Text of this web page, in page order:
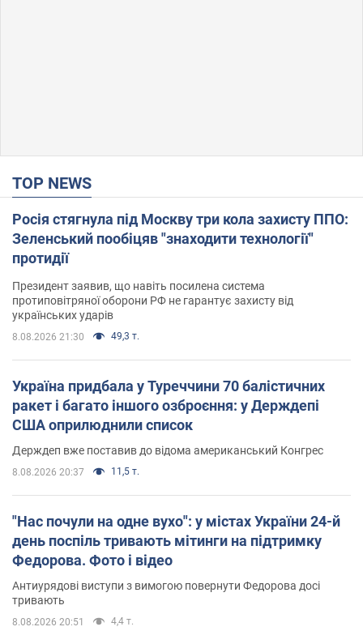
TOP NEWS
Росія стягнула під Москву три кола захисту ППО:
Зеленський пообіцяв "знаходити технології"
протидії
Президент заявив, що навіть посилена система
протиповітряної оборони РФ не гарантує захисту від
українських ударів
8.08.2026 21:30 49,3 т.
Україна придбала у Туреччини 70 балістичних
ракет і багато іншого озброєння: у Держдепі
США оприлюднили список
Держдеп вже поставив до відома американський Конгрес
8.08.2026 20:37 11,5 т.
"Нас почули на одне вухо": у містах України 24-й
день поспіль тривають мітинги на підтримку
Федорова. Фото і відео
Антиурядові виступи з вимогою повернути Федорова досі
тривають
8.08.2026 20:51 4,4 т.